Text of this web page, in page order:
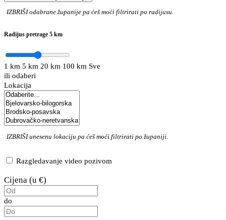
IZBRIŠIodabrane županije pa ćeš moći filtrirati po radijusu.
Radijus pretrage 5 km
1 km 5 km 20 km 100 km Sve
ili odaberi
Lokacija
IZBRIŠIunesenu lokaciju pa ćeš moći filtrirati po županiji.
Razgledavanje video pozivom
Cijena (u €)
do